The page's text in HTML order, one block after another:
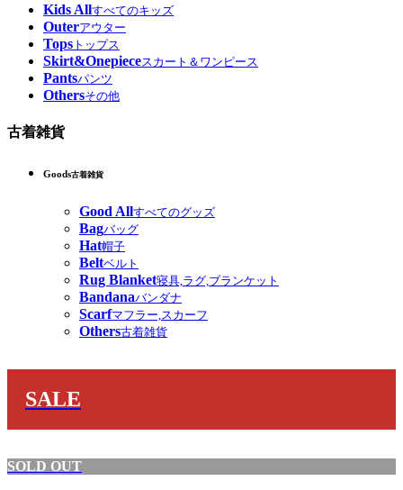
Kids Allすべてのキッズ
Outerアウター
Tops トップス
Skirt&Onepieceスカート＆ワンピース
Pantsパンツ
Othersその他
古着雑貨
Goods古着雑貨
Good Allすべてのグッズ
Bagバッグ
Hat帽子
Beltベルト
Rug Blanket寝具,ラグ,ブランケット
Bandanaバンダナ
Scarfマフラー,スカーフ
Others古着雑貨
SALE
SOLD OUT